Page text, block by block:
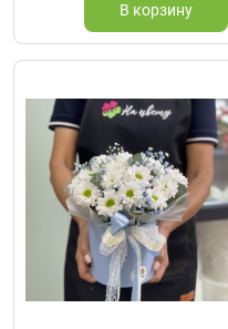
В корзину